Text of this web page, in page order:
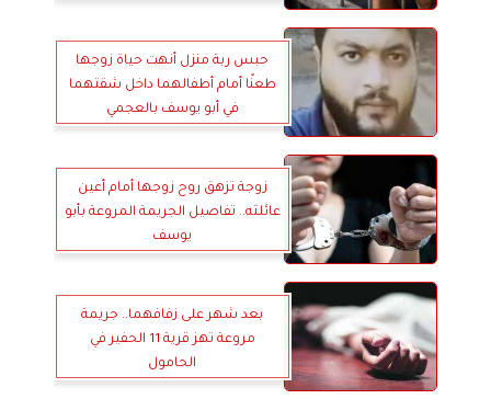
حبس ربة منزل أنهت حياة زوجها
طعنًا أمام أطفالهما داخل شقتهما
في أبو يوسف بالعجمي
زوجة تزهق روح زوجها أمام أعين
عائلته.. تفاصيل الجريمة المروعة بأبو
يوسف
بعد شهر على زفافهما.. جريمة
مروعة تهز قرية 11 الحفير في
الحامول